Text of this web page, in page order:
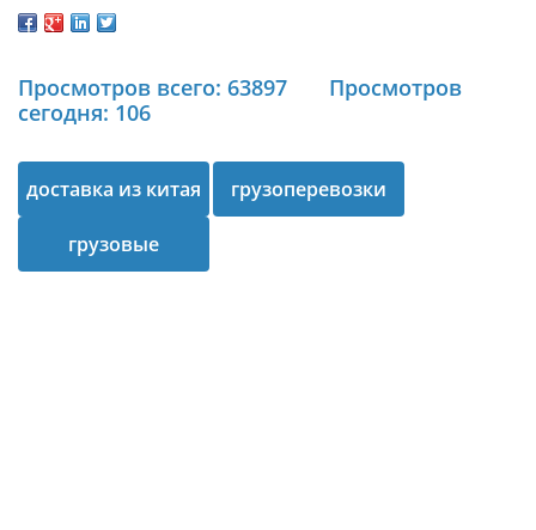
Просмотров всего: 63897
Просмотров
сегодня: 106
доставка из китая грузоперевозки
грузовые